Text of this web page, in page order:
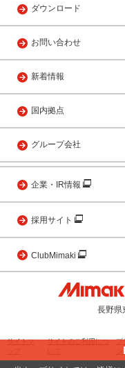
ダウンロード
お問い合わせ
新着情報
国内拠点
グループ会社
企業・IR情報
採用サイト
ClubMimaki
長野県
サイトマ
サイトのご利用につ
プ